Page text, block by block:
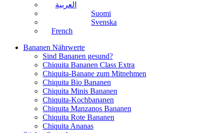
العربية
Suomi
Svenska
French
Bananen Nährwerte
Sind Bananen gesund?
Chiquita Bananen Class Extra
Chiquita-Banane zum Mitnehmen
Chiquita Bio Bananen
Chiquita Minis Bananen
Chiquita-Kochbananen
Chiquita Manzanos Bananen
Chiquita Rote Bananen
Chiquita Ananas